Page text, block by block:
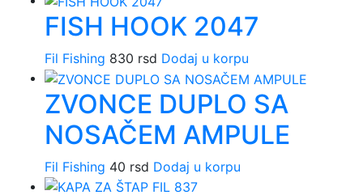
FISH HOOK 2047
Fil Fishing 830 rsd Dodaj u korpu
ZVONCE DUPLO SA
NOSAČEM AMPULE
Fil Fishing 40 rsd Dodaj u korpu